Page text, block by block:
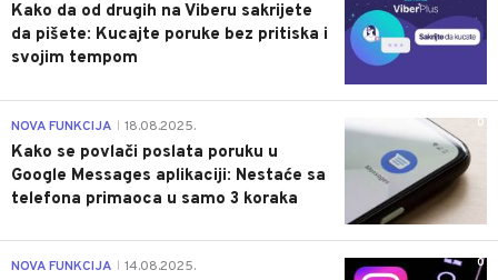
Kako da od drugih na Viberu sakrijete
da pišete: Kucajte poruke bez pritiska i
svojim tempom
0
NOVA FUNKCIJA 18.08.2025.
Kako se povlači poslata poruku u
Google Messages aplikaciji: Nestaće sa
telefona primaoca u samo 3 koraka
0
NOVA FUNKCIJA 14.08.2025.